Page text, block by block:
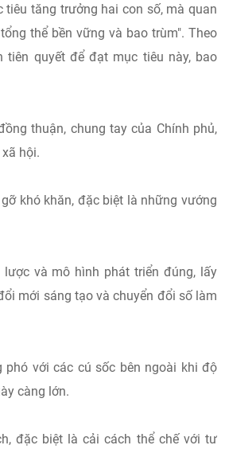
tăng trưởng hai con số, mà quan
thể bền vững và bao trùm". Theo
tiên quyết để đạt mục tiêu này, bao
thuận, chung tay của Chính phủ,
hội.
khó khăn, đặc biệt là những vướng
lược và mô hình phát triển đúng, lấy
mới sáng tạo và chuyển đổi số làm
phó với các cú sốc bên ngoài khi độ
càng lớn.
đặc biệt là cải cách thể chế với tư